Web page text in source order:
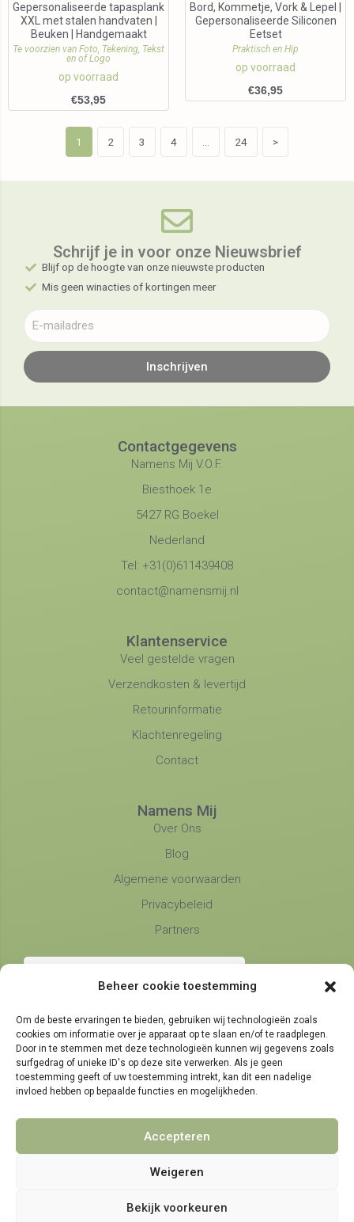
Beheer cookie toestemming
Om de beste ervaringen te bieden, gebruiken wij technologieën zoals
cookies om informatie over je apparaat op te slaan en/of te raadplegen.
Door in te stemmen met deze technologieën kunnen wij gegevens zoals
surfgedrag of unieke ID's op deze site verwerken. Als je geen
toestemming geeft of uw toestemming intrekt, kan dit een nadelige
invloed hebben op bepaalde functies en mogelijkheden.
Accepteren
Weigeren
Bekijk voorkeuren
Gepersonaliseerde tapasplank
XXL met stalen handvaten |
Beuken | Handgemaakt
Te voorzien van Foto, Tekening, Tekst
en of Logo
op voorraad
€53,95
Bord, Kommetje, Vork & Lepel |
Gepersonaliseerde Siliconen
Eetset
Praktisch en Hip
op voorraad
€36,95
1 2 3 4 24 >
Schrijf je in voor onze Nieuwsbrief​
Blijf op de hoogte van onze nieuwste producten
Mis geen winacties of kortingen meer
Inschrijven
Contactgegevens
Namens Mij V.O.F.
Biesthoek 1e
5427 RG Boekel
Nederland
Tel: +31(0)611439408
contact@namensmij.nl
Telefonische bereikbaarheid
maandag, dinsdag en donderdag
9:00 - 14:30
woensdag en vrijdag
9:00 - 11:30
Klantenservice
Veel gestelde vragen
Verzendkosten & levertijd
Retourinformatie
Klachtenregeling
Contact
Namens Mij
Over Ons
Blog
Algemene voorwaarden
Privacybeleid
Partners
© 2021 - 2026 NamensMij.nl | Gepersonaliseerde Cadeaus